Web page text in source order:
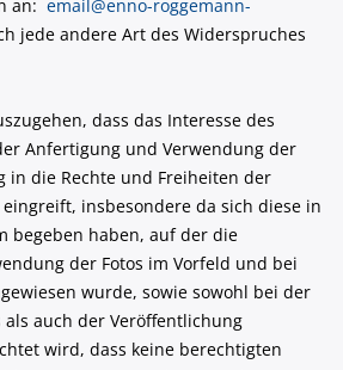
an: email@enno-roggemann-
jede andere Art des Widerspruches
dass das Interesse des
Anfertigung und Verwendung der
in die Rechte und Freiheiten der
insbesondere da sich diese in
begeben haben, auf der die
der Fotos im Vorfeld und bei
wurde, sowie sowohl bei der
auch der Veröffentlichung
wird, dass keine berechtigten